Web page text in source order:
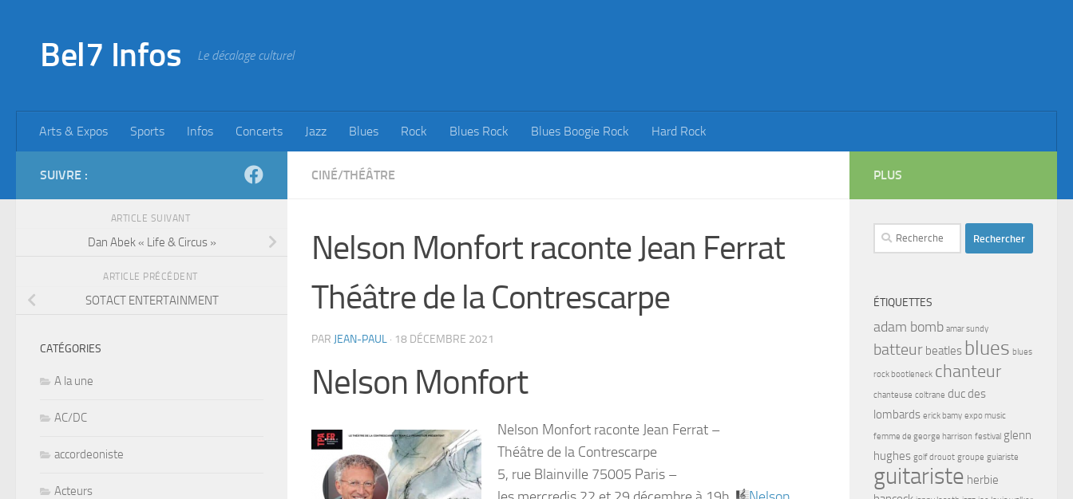
Bel7 Infos Le décalage culturel
Arts & Expos Sports Infos Concerts Jazz Blues Rock Blues Rock Blues Boogie Rock Hard Rock
CINÉ/THÉÂTRE
Nelson Monfort raconte Jean Ferrat
Théâtre de la Contrescarpe
PAR JEAN-PAUL · 18 DÉCEMBRE 2021
Nelson Monfort
Nelson Monfort raconte Jean Ferrat –
Théâtre de la Contrescarpe
5, rue Blainville 75005 Paris –
SUIVRE :
ARTICLE SUIVANT
Dan Abek « Life & Circus »
ARTICLE PRÉCÉDENT
SOTACT ENTERTAINMENT
CATÉGORIES
A la une
AC/DC
accordeoniste
Acteurs
PLUS
Rechercher :
ÉTIQUETTES
adam bomb amar sundy
batteur beatles blues blues
rock bootleneck chanteur
chanteuse coltrane duc des
lombards erick bamy expo music
femme de george harrison festival glenn
hughes golf drouot groupe guiariste
guitariste herbie